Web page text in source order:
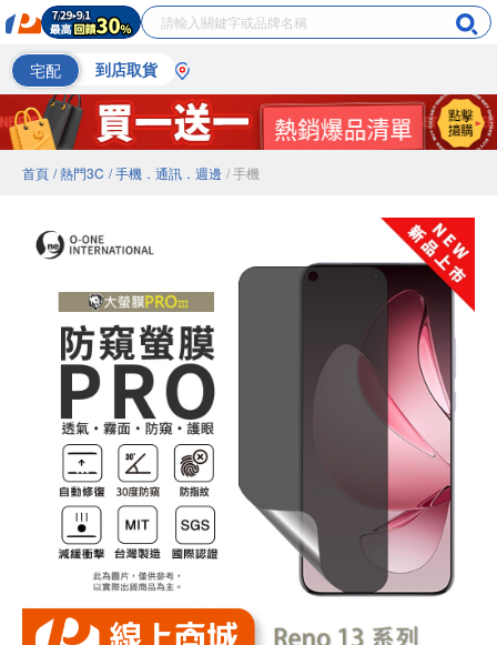
宅配 到店取貨
首頁 / 熱門3C / 手機．通訊．週邊 / 手機